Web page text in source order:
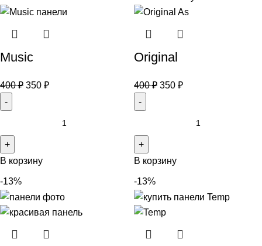
Music
400₽ 350 ₽
В корзину
Original
400₽ 350 ₽
В корзину
-13% -13%